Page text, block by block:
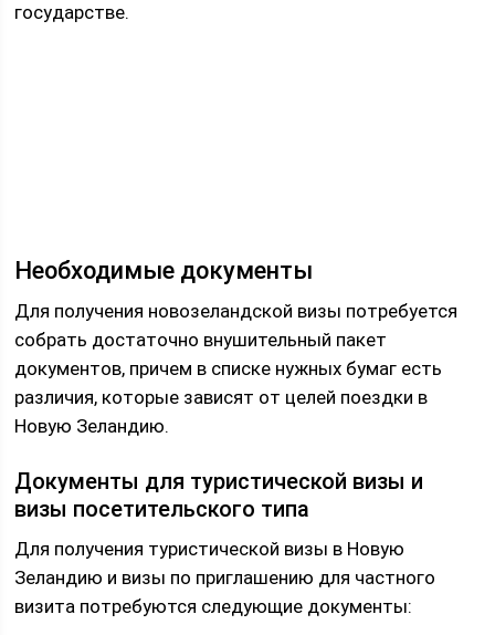
государстве.
Необходимые документы
Для получения новозеландской визы потребуется
собрать достаточно внушительный пакет
документов, причем в списке нужных бумаг есть
различия, которые зависят от целей поездки в
Новую Зеландию.
Документы для туристической визы и
визы посетительского типа
Для получения туристической визы в Новую
Зеландию и визы по приглашению для частного
визита потребуются следующие документы: